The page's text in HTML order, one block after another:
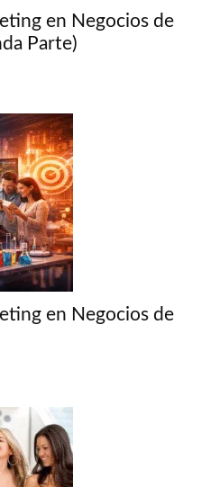
en Negocios de
Parte)
en Negocios de